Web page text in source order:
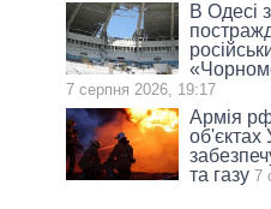
В Одесі
7 серпня 2026, 19:17
Армія
об'єктах
та газу 7